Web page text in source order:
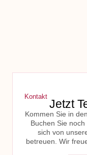
Kontakt
Jetzt
Kommen Sie in
Buchen Sie
sich von
betreuen. Wir